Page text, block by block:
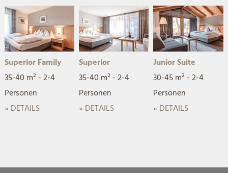
Superior Family
35-40 m² - 2-4
Personen
» DETAILS
Superior
35-40 m² - 2-4
Personen
» DETAILS
Junior Suite
30-45 m² - 2-4
Personen
» DETAILS